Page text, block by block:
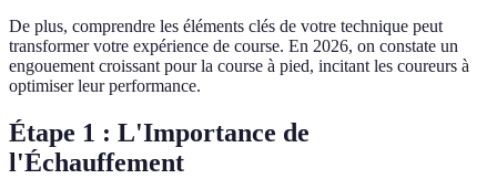
De plus, comprendre les éléments clés de votre technique peut
transformer votre expérience de course. En 2026, on constate un
engouement croissant pour la course à pied, incitant les coureurs à
optimiser leur performance.
Étape 1 : L'Importance de
l'Échauffement